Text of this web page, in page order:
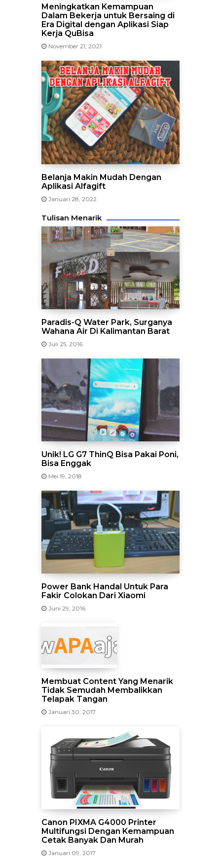
Meningkatkan Kemampuan
Dalam Bekerja untuk Bersaing di
Era Digital dengan Aplikasi Siap
Kerja QuBisa
November 21, 2021
Belanja Makin Mudah Dengan
Aplikasi Alfagift
Januari 28, 2022
Tulisan Menarik
Paradis-Q Water Park, Surganya
Wahana Air Di Kalimantan Barat
Juli 25, 2016
Unik! LG G7 ThinQ Bisa Pakai Poni,
Bisa Enggak
Mei 19, 2018
Power Bank Handal Untuk Para
Fakir Colokan Dari Xiaomi
Juni 29, 2016
Membuat Content Yang Menarik
Tidak Semudah Membalikkan
Telapak Tangan
Januari 30, 2017
Canon PIXMA G4000 Printer
Multifungsi Dengan Kemampuan
Cetak Banyak Dan Murah
Januari 09, 2017